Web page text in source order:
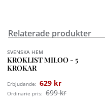
Relaterade produkter
Finns i fler val (2)
SVENSKA HEM
KROKLIST MILOO - 5
KROKAR
Erbjudande: 629 kr
Ordinarie pris: 699 kr